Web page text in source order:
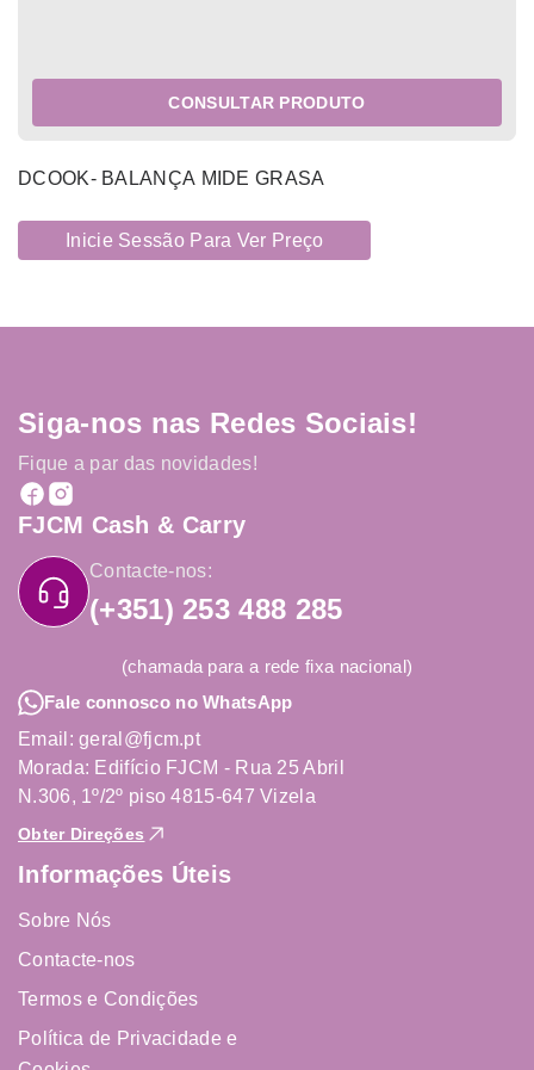
CONSULTAR PRODUTO
DCOOK- BALANÇA MIDE GRASA
Inicie Sessão Para Ver Preço
Siga-nos nas Redes Sociais!
Fique a par das novidades!
FJCM Cash & Carry
Contacte-nos:
(+351) 253 488 285
(chamada para a rede fixa nacional)
Fale connosco no WhatsApp
Email: geral@fjcm.pt
Morada: Edifício FJCM - Rua 25 Abril
N.306, 1º/2º piso 4815-647 Vizela
Obter Direções
Informações Úteis
Sobre Nós
Contacte-nos
Termos e Condições
Política de Privacidade e